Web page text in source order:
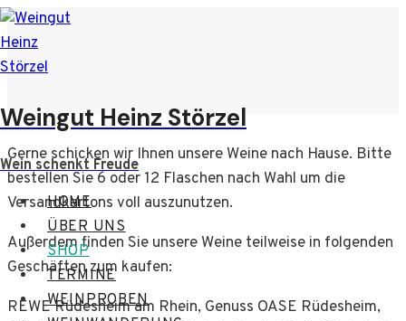
Zum
Inhalt
springen
Weingut Heinz Störzel
Wein schenkt Freude
HOME
ÜBER UNS
SHOP
TERMINE
WEINPROBEN
Gerne schicken wir Ihnen unsere Weine nach Hause. Bitte
bestellen Sie 6 oder 12 Flaschen nach Wahl um die
Versandkartons voll auszunutzen.
Außerdem finden Sie unsere Weine teilweise in folgenden
Geschäften zum kaufen:
REWE Rüdesheim am Rhein, Genuss OASE Rüdesheim,